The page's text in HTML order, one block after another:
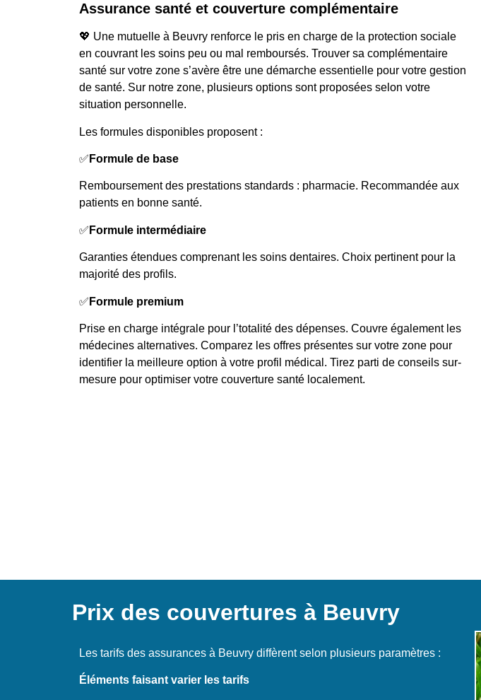
Assurance santé et couverture complémentaire
💖 Une mutuelle à Beuvry renforce le pris en charge de la protection sociale
en couvrant les soins peu ou mal remboursés. Trouver sa complémentaire
santé sur votre zone s’avère être une démarche essentielle pour votre gestion
de santé. Sur notre zone, plusieurs options sont proposées selon votre
situation personnelle.
Les formules disponibles proposent :
✅ Formule de base
Remboursement des prestations standards : pharmacie. Recommandée aux
patients en bonne santé.
✅ Formule intermédiaire
Garanties étendues comprenant les soins dentaires. Choix pertinent pour la
majorité des profils.
✅ Formule premium
Prise en charge intégrale pour l’totalité des dépenses. Couvre également les
médecines alternatives. Comparez les offres présentes sur votre zone pour
identifier la meilleure option à votre profil médical. Tirez parti de conseils sur-
mesure pour optimiser votre couverture santé localement.
Prix des couvertures à Beuvry
Les tarifs des assurances à Beuvry diffèrent selon plusieurs paramètres :
Éléments faisant varier les tarifs